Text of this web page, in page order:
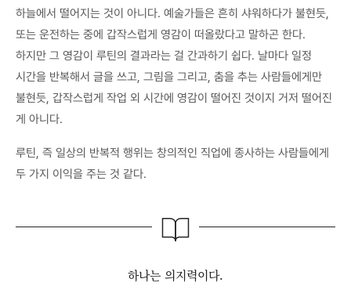
하늘에서 떨어지는 것이 아니다. 예술가들은 흔히 샤워하다가 불현듯,
또는 운전하는 중에 갑작스럽게 영감이 떠올랐다고 말하곤 한다.
하지만 그 영감이 루틴의 결과라는 걸 간과하기 쉽다. 날마다 일정
시간을 반복해서 글을 쓰고, 그림을 그리고, 춤을 추는 사람들에게만
불현듯, 갑작스럽게 작업 외 시간에 영감이 떨어진 것이지 거저 떨어진
게 아니다.
루틴, 즉 일상의 반복적 행위는 창의적인 직업에 종사하는 사람들에게
두 가지 이익을 주는 것 같다.
하나는 의지력이다.